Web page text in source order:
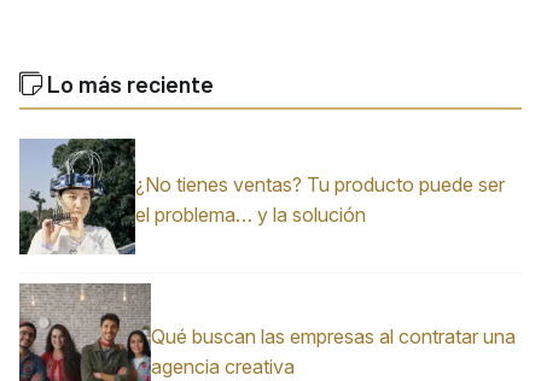
Lo más reciente
¿No tienes ventas? Tu producto puede ser
el problema… y la solución
Qué buscan las empresas al contratar una
agencia creativa